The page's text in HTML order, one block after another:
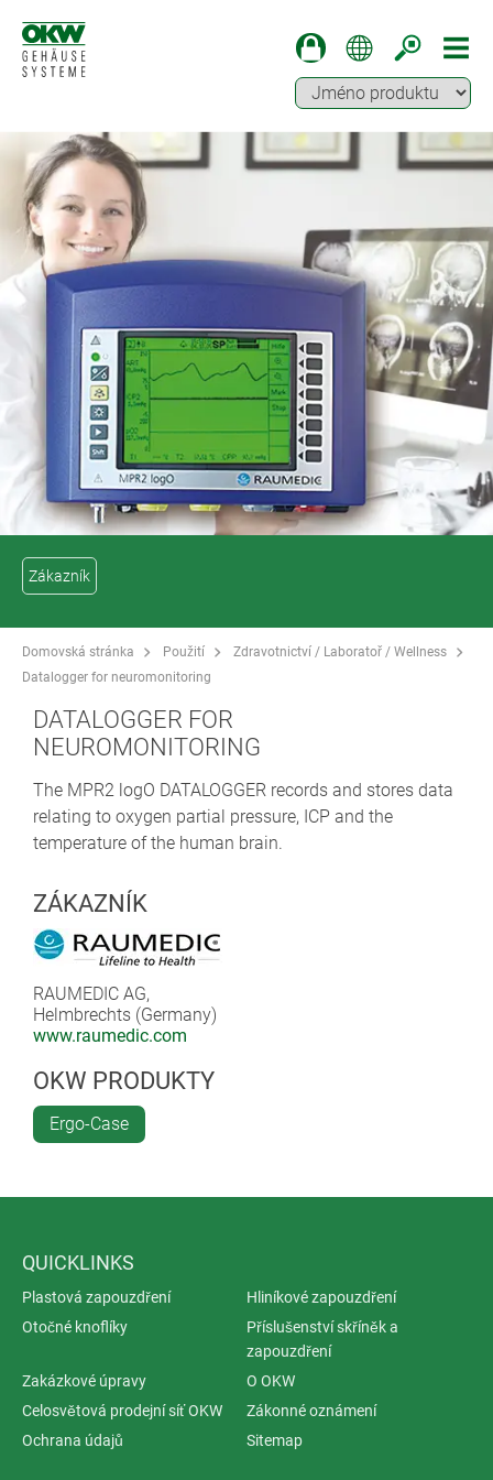
Zákazník
Domovská stránka Použití
Zdravotnictví / Laboratoř / Wellness
Datalogger for neuromonitoring
DATALOGGER FOR
NEUROMONITORING
The MPR2 logO DATALOGGER records and stores data
relating to oxygen partial pressure, ICP and the
temperature of the human brain.
ZÁKAZNÍK
RAUMEDIC AG,
Helmbrechts (Germany)
www.raumedic.com
OKW PRODUKTY
Ergo-Case
QUICKLINKS
Plastová zapouzdření
Hliníkové zapouzdření
Otočné knoflíky
Příslušenství skříněk a
zapouzdření
Zakázkové úpravy
O OKW
Celosvětová prodejní síť OKW
Zákonné oznámení
Ochrana údajů
Sitemap